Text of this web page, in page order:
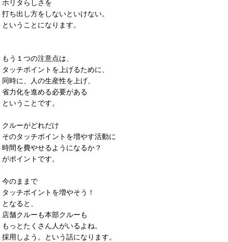
ホリタらしさを
打ち出し方をしないといけない。
ということになります。
もう１つの注意点は、
タッチポイントを上げるために、
同時に、人の生産性を上げ、
省力化を進める必要がある
ということです。
クルーがどれだけ
そのタッチポイントを増やす活動に
時間を費やせるようになるか？
がポイントです。
今のままで
タッチポイントを増やそう！
となると、
店舗クルーも本部クルーも
もっとたくさん人がいるよね。
採用しよう。という話になります。